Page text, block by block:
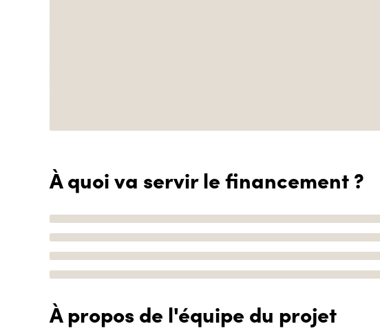
À quoi va servir le financement ?
À propos de l'équipe du projet